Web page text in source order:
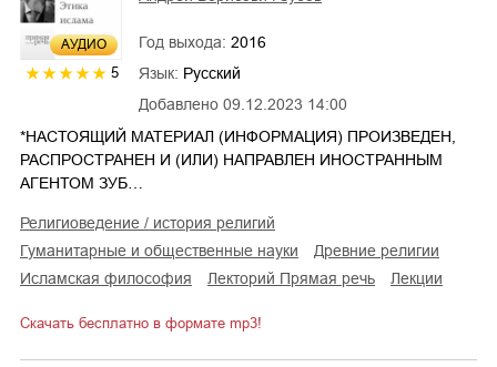
AУДИО
5
Добавлено 09.12.2023 14:00
Год выхода: 2016
Язык: Русский
*НАСТОЯЩИЙ МАТЕРИАЛ (ИНФОРМАЦИЯ) ПРОИЗВЕДЕН,
РАСПРОСТРАНЕН И (ИЛИ) НАПРАВЛЕН ИНОСТРАННЫМ
АГЕНТОМ ЗУБ…
религиоведение / история религий
гуманитарные и общественные науки
древние религии
исламская философия
лекторий Прямая речь лекции
Скачать бесплатно в формате mp3!